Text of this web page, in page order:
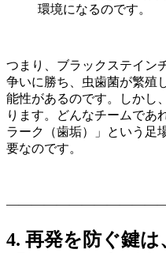
環境になるのです。
つまり、ブラックステイン
争いに勝ち、虫歯菌が繁殖
能性があるのです。しかし
ります。どんなチームであ
ラーク（歯垢）」という足
要なのです。
4. 再発を防ぐ鍵